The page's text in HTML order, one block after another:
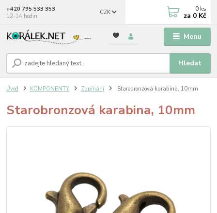
Menu
CZK
Hledat
+420 795 533 353
12-14 hodin
0 ks
za 0 Kč
Úvod KOMPONENTY Zapínání Starobronzová karabina, 10mm
Starobronzová karabina, 10mm